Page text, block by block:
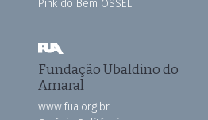
Pink do Bem OSSEL
Fundação Ubaldino do
Amaral
www.fua.org.br